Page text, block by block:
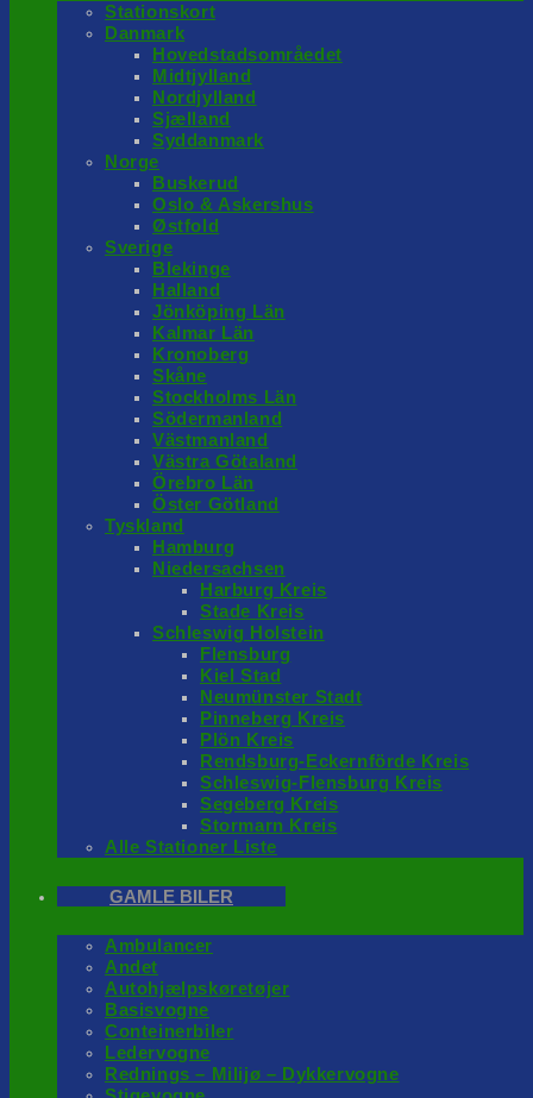
Stationskort
Danmark
Hovedstadsområedet
Midtjylland
Nordjylland
Sjælland
Syddanmark
Norge
Buskerud
Oslo & Askershus
Østfold
Sverige
Blekinge
Halland
Jönköping Län
Kalmar Län
Kronoberg
Skåne
Stockholms Län
Södermanland
Västmanland
Västra Götaland
Örebro Län
Öster Götland
Tyskland
Hamburg
Niedersachsen
Harburg Kreis
Stade Kreis
Schleswig Holstein
Flensburg
Kiel Stad
Neumünster Stadt
Pinneberg Kreis
Plön Kreis
Rendsburg-Eckernförde Kreis
Schleswig-Flensburg Kreis
Segeberg Kreis
Stormarn Kreis
Alle Stationer Liste
GAMLE BILER
Ambulancer
Andet
Autohjælpskøretøjer
Basisvogne
Conteinerbiler
Ledervogne
Rednings – Milijø – Dykkervogne